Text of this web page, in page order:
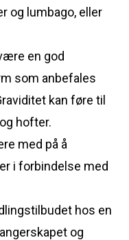
og lumbago, eller
en god
som anbefales
kan føre til
hofter.
med på å
i forbindelse med
hos en
og